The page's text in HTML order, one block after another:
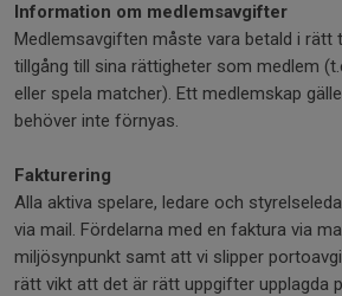
Information om medlemsavgifter
Medlemsavgiften måste vara betald i
tillgång till sina rättigheter som medlem
eller spela matcher). Ett medlemskap
behöver inte förnyas.
Fakturering
Alla aktiva spelare, ledare och
via mail. Fördelarna med en faktura via
miljösynpunkt samt att vi slipper
rätt vikt att det är rätt uppgifter upplagda